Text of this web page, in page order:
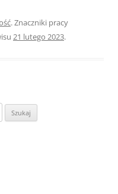
. Znaczniki pracy
21 lutego 2023.